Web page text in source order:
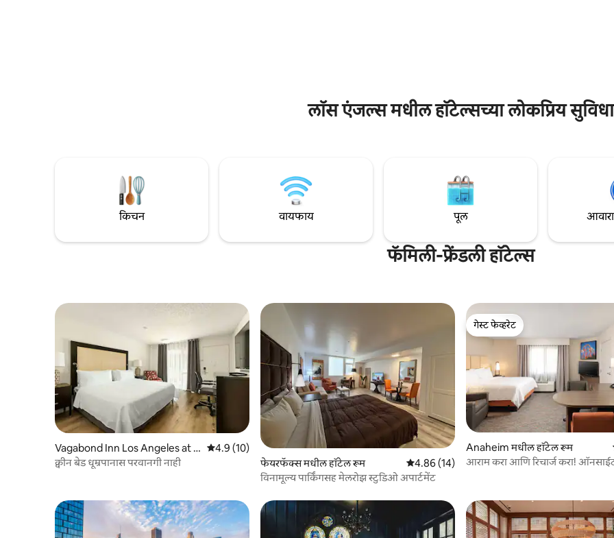
लॉस एंजल्स मधील हॉटेल्सच्या लोकप्रिय सुविधा
किचन वायफाय पूल
फॅमिली-फ्रेंडली हॉटेल्स
Vagabond Inn Los Angeles at U
SC
5 पैकी 4.9 सरासरी रेटिंग, 10 रिव्ह्यूज
4.9 (10)
क्वीन बेड धूम्रपानास परवानगी नाही
फेयरफॅक्स मधील हॉटेल रूम 5 पैकी 4.86 सरासरी रेटिंग, 14 रिव्ह्यूज
4.86 (14)
विनामूल्य पार्किंगसह मेलरोझ स्टुडिओ अपार्टमेंट
गेस्ट फेव्हरेट
गेस्ट फेव्हरेट
Anaheim मधील हॉटेल रूम
आराम करा आणि रिचार्ज करा!